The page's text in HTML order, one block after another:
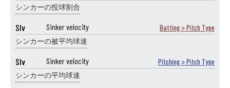
シンカーの投球割合
SIv Sinker velocity Batting > Pitch Type
シンカーの被平均球速
SIv Sinker velocity Pitching > Pitch Type
シンカーの平均球速